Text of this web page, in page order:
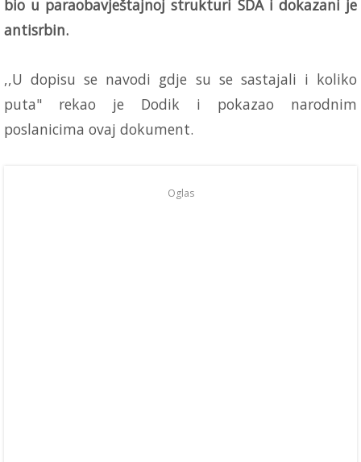
bio u paraobavještajnoj strukturi SDA i dokazani je
antisrbin.
,,U dopisu se navodi gdje su se sastajali i koliko
puta" rekao je Dodik i pokazao narodnim
poslanicima ovaj dokument.
Oglas